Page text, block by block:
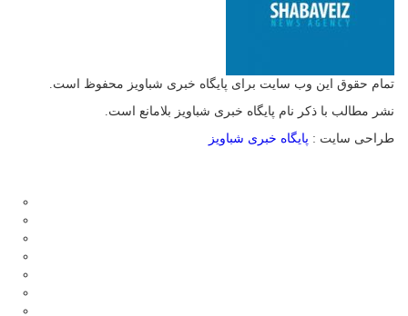
تمام حقوق این وب سایت برای پایگاه خبری شباویز محفوظ است.
نشر مطالب با ذکر نام پایگاه خبری شباویز بلامانع است.
طراحی سایت : پایگاه خبری شباویز